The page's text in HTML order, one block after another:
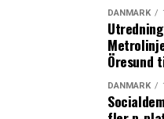
DANMARK
Öresund
DANMARK